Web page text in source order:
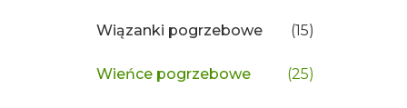
Wiązanki pogrzebowe (15)
Wieńce pogrzebowe (25)